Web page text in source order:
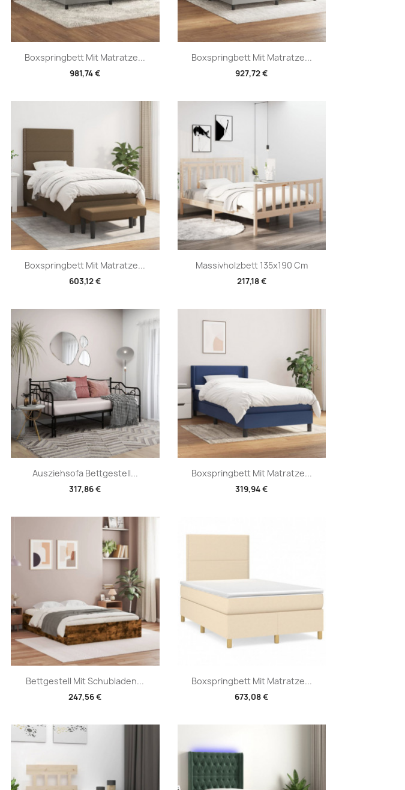
Boxspringbett Mit Matratze...
981,74 €
Vorschau Boxspringbett Mit Matratze...
927,72 €
Vorschau
Boxspringbett Mit Matratze...
603,12 €
Vorschau Massivholzbett 135x190 Cm
217,18 €
Vorschau
Ausziehsofa Bettgestell...
317,86 €
Vorschau Boxspringbett Mit Matratze...
319,94 €
Vorschau
Bettgestell Mit Schubladen...
247,56 €
Vorschau Boxspringbett Mit Matratze...
673,08 €
Vorschau